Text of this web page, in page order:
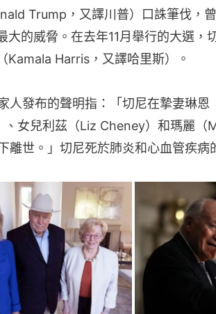
Trump，又譯川普）口誅筆伐，
大的威脅。在去年11月舉行的大選，
Kamala Harris，又譯哈里斯）。
人發布的聲明指：「切尼在摯妻琳
、女兒利茲（Liz Cheney）和瑪麗（
離世。」切尼死於肺炎和心血管疾病